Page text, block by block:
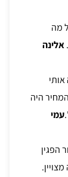
מה
אלינה
היה
עמי
הפגין